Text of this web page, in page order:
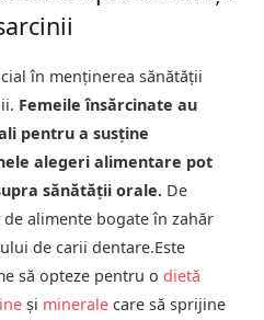
în menținerea sănătății
Femeile însărcinate au
pentru a susține
alegeri alimentare pot
sănătății orale. De
alimente bogate în zahăr
de carii dentare.Este
să opteze pentru o dietă
și minerale care să sprijine